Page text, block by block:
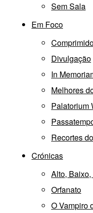
Sem Sala
Em Foco
Divulgação
In
Melhores
Palatorium
Recortes
Crónicas
Alto, Baixo,
Orfanato
O Vampiro